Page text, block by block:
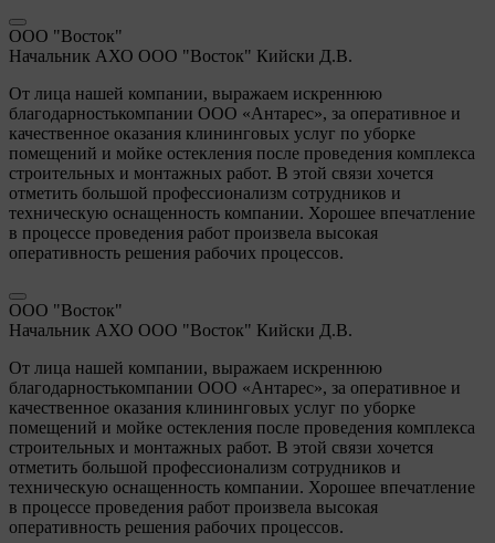
ООО "Восток"
Начальник АХО ООО "Восток" Кийски Д.В.
От лица нашей компании, выражаем искреннюю
благодарностькомпании ООО «Антарес», за оперативное и
качественное оказания клининговых услуг по уборке
помещений и мойке остекления после проведения комплекса
строительных и монтажных работ. В этой связи хочется
отметить большой профессионализм сотрудников и
техническую оснащенность компании. Хорошее впечатление
в процессе проведения работ произвела высокая
оперативность решения рабочих процессов.
ООО "Восток"
Начальник АХО ООО "Восток" Кийски Д.В.
От лица нашей компании, выражаем искреннюю
благодарностькомпании ООО «Антарес», за оперативное и
качественное оказания клининговых услуг по уборке
помещений и мойке остекления после проведения комплекса
строительных и монтажных работ. В этой связи хочется
отметить большой профессионализм сотрудников и
техническую оснащенность компании. Хорошее впечатление
в процессе проведения работ произвела высокая
оперативность решения рабочих процессов.